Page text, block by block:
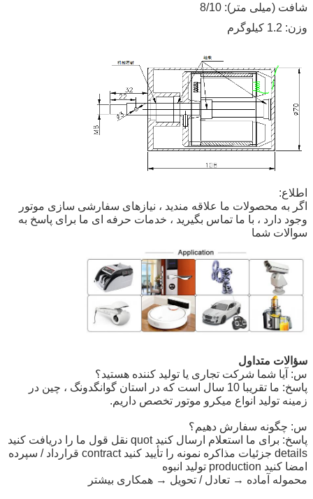
شافت (میلی متر): 8/10
وزن: 1.2 کیلوگرم
اطلاع:
اگر به محصولات ما علاقه مندید ، نیازهای سفارشی سازی موتور
وجود دارد ، با ما تماس بگیرید ، خدمات حرفه ای ما برای پاسخ به
سوالات شما
سؤالات متداول
س: آیا شما شرکت تجاری یا تولید کننده هستید؟
پاسخ: ما تقریبا 10 سال است که در استان گوانگدونگ ، چین در
زمینه تولید انواع میکرو موتور تخصص داریم.
س: چگونه سفارش دهیم؟
پاسخ: برای ما استعلام ارسال کنید quot نقل قول ما را دریافت کنید
details جزئیات مذاکره نمونه را تأیید کنید contract قرارداد / سپرده
امضا کنید production تولید انبوه
محموله آماده → تعادل / تحویل → همکاری بیشتر